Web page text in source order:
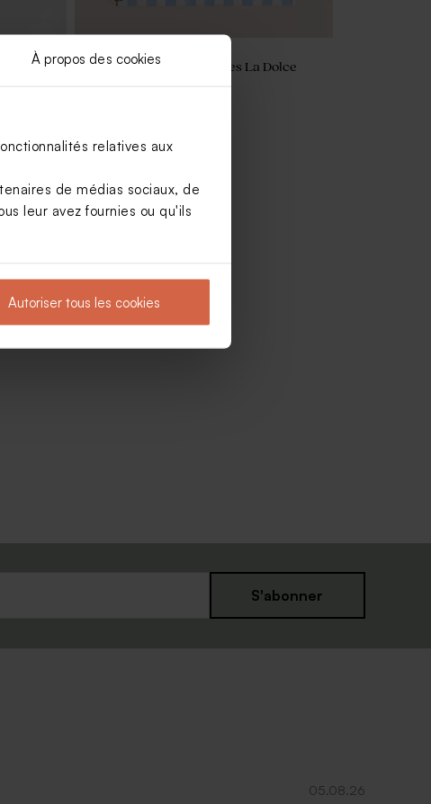
À propos des cookies
relatives aux
de médias sociaux, de
leur avez fournies ou qu'ils
Autoriser tous les cookies
Album photo de vacances La Dolce
S'abonner
05.08.26